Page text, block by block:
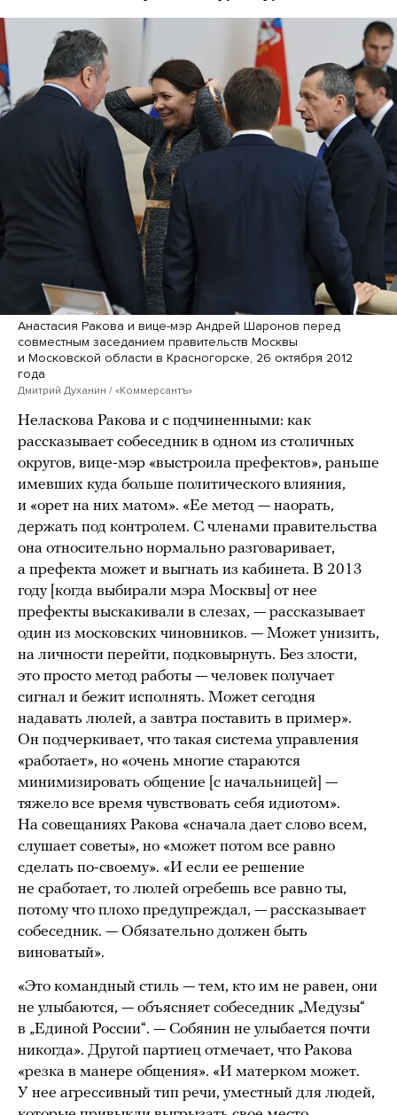
Анастасия Ракова и вице-мэр Андрей Шаронов перед
совместным заседанием правительств Москвы
и Московской области в Красногорске, 26 октября 2012
года
Дмитрий Духанин / «Коммерсантъ»
Неласкова Ракова и с подчиненными: как
рассказывает собеседник в одном из столичных
округов, вице-мэр «выстроила префектов», раньше
имевших куда больше политического влияния,
и «орет на них матом». «Ее метод — наорать,
держать под контролем. С членами правительства
она относительно нормально разговаривает,
а префекта может и выгнать из кабинета. В 2013
году [когда выбирали мэра Москвы] от нее
префекты выскакивали в слезах, — рассказывает
один из московских чиновников. — Может унизить,
на личности перейти, подковырнуть. Без злости,
это просто метод работы — человек получает
сигнал и бежит исполнять. Может сегодня
надавать люлей, а завтра поставить в пример».
Он подчеркивает, что такая система управления
«работает», но «очень многие стараются
минимизировать общение [с начальницей] —
тяжело все время чувствовать себя идиотом».
На совещаниях Ракова «сначала дает слово всем,
слушает советы», но «может потом все равно
сделать по-своему». «И если ее решение
не сработает, то люлей огребешь все равно ты,
потому что плохо предупреждал, — рассказывает
собеседник. — Обязательно должен быть
виноватый».
«Это командный стиль — тем, кто им не равен, они
не улыбаются, — объясняет собеседник „Медузы“
в „Единой России“. — Собянин не улыбается почти
никогда». Другой партиец отмечает, что Ракова
«резка в манере общения». «И матерком может.
У нее агрессивный тип речи, уместный для людей,